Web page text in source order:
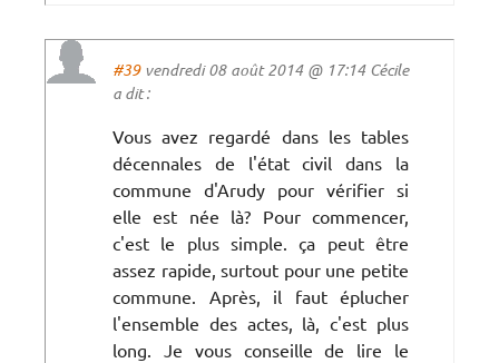
#39vendredi 08 août 2014 @ 17:14 Cécile
a dit :
Vous avez regardé dans les tables
décennales de l'état civil dans la
commune d'Arudy pour vérifier si
elle est née là? Pour commencer,
c'est le plus simple. ça peut être
assez rapide, surtout pour une petite
commune. Après, il faut éplucher
l'ensemble des actes, là, c'est plus
long. Je vous conseille de lire le